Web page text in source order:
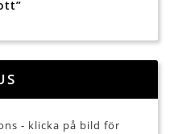
- klicka på bild för